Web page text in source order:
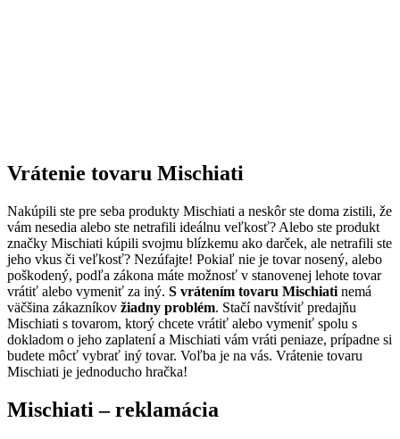
Vrátenie tovaru Mischiati
Nakúpili ste pre seba produkty Mischiati a neskôr ste doma zistili, že
vám nesedia alebo ste netrafili ideálnu veľkosť? Alebo ste produkt
značky Mischiati kúpili svojmu blízkemu ako darček, ale netrafili ste
jeho vkus či veľkosť? Nezúfajte! Pokiaľ nie je tovar nosený, alebo
poškodený, podľa zákona máte možnosť v stanovenej lehote tovar
vrátiť alebo vymeniť za iný. S vrátením tovaru Mischiati nemá
väčšina zákazníkov žiadny problém. Stačí navštíviť predajňu
Mischiati s tovarom, ktorý chcete vrátiť alebo vymeniť spolu s
dokladom o jeho zaplatení a Mischiati vám vráti peniaze, prípadne si
budete môcť vybrať iný tovar. Voľba je na vás. Vrátenie tovaru
Mischiati je jednoducho hračka!
Mischiati – reklamácia